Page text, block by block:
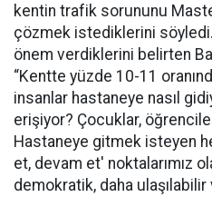
kentin trafik sorununu
çözmek istediklerini
önem verdiklerini belirten
“Kentte yüzde 10-11
insanlar hastaneye nasıl
erişiyor? Çocuklar,
Hastaneye gitmek isteyen
et, devam et' noktalarımız
demokratik, daha